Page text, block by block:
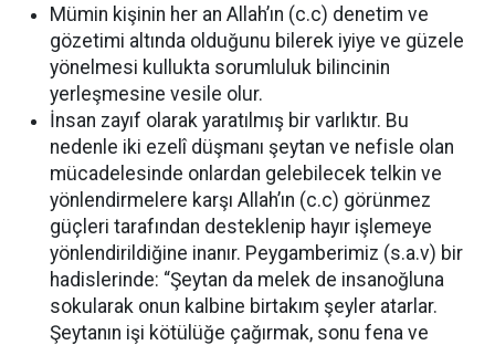
Mümin kişinin her an Allah’ın (c.c) denetim ve
gözetimi altında olduğunu bilerek iyiye ve güzele
yönelmesi kullukta sorumluluk bilincinin
yerleşmesine vesile olur.
İnsan zayıf olarak yaratılmış bir varlıktır. Bu
nedenle iki ezelî düşmanı şeytan ve nefisle olan
mücadelesinde onlardan gelebilecek telkin ve
yönlendirmelere karşı Allah’ın (c.c) görünmez
güçleri tarafından desteklenip hayır işlemeye
yönlendirildiğine inanır. Peygamberimiz (s.a.v) bir
hadislerinde: “Şeytan da melek de insanoğluna
sokularak onun kalbine birtakım şeyler atarlar.
Şeytanın işi kötülüğe çağırmak, sonu fena ve